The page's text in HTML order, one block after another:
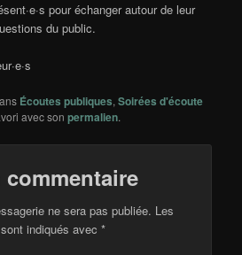
pour échanger autour de leur
du public.
Écoutes publiques,Soirées d'écoute
avec sonpermalien.
ne sera pas publiée. Les
indiqués avec*